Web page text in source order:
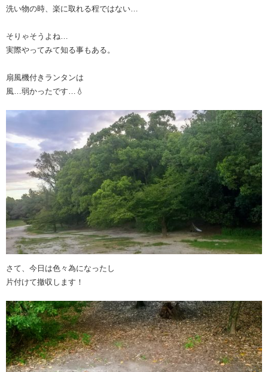
洗い物の時、楽に取れる程ではない…
そりゃそうよね…
実際やってみて知る事もある。
扇風機付きランタンは
風…弱かったです…💧
さて、今日は色々為になったし
片付けて撤収します！